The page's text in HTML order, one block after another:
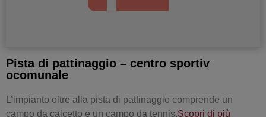
Pista di pattinaggio – centro sportiv
ocomunale
L’impianto oltre alla pista di pattinaggio comprende un
campo da calcetto e un campo da tennis.Scopri di più